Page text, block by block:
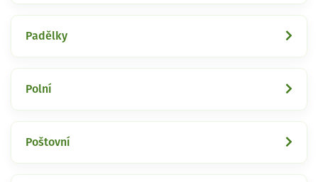
Padělky
Polní
Poštovní